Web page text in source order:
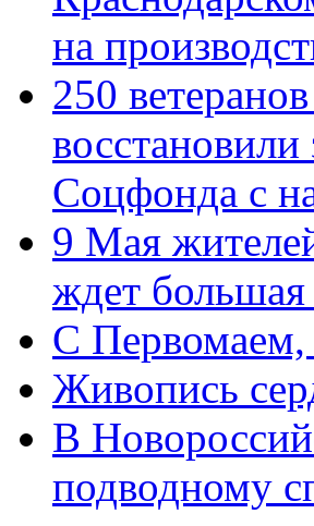
на
250
Соцфонда с
9 Мая
ждет
C
Живопись
В
подводному